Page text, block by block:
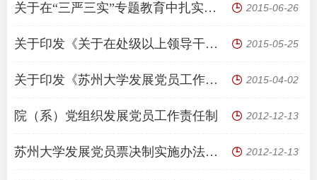
关于在“三严三实”专题教育中扎实开展专题调研的通知 2015-06-26
关于印发《关于在处级以上领导干部中开展“三严三实”专题教育实施方案》的通知 2015-05-25
关于印发《苏州大学发展党员工作实施细则》的通知 2015-04-02
院（系）党组织发展党员工作责任制 2012-12-13
苏州大学发展党员票决制实施办法（试行） 2012-12-13